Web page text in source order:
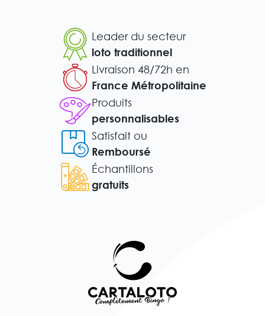
Leader du secteur
loto traditionnel
Livraison 48/72h en
France Métropolitaine
Produits
personnalisables
Satisfait ou
Remboursé
Échantillons
gratuits